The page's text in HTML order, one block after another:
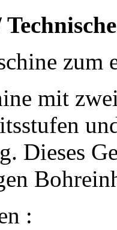
zum
mit
Dieses
: